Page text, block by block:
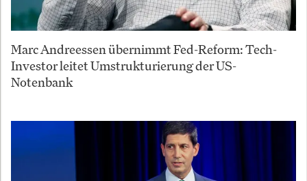
Marc Andreessen übernimmt Fed-Reform: Tech-
Investor leitet Umstrukturierung der US-
Notenbank